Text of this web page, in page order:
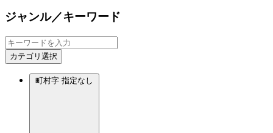
ジャンル／キーワード
カテゴリ選択
町村字 指定なし